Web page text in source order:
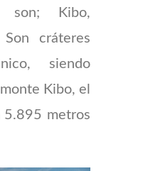
son; Kibo,
cráteres
siendo
Kibo, el
5.895 metros